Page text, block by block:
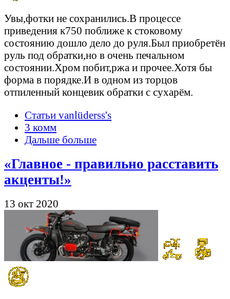
Увы,фотки не сохранились.В процессе
приведения к750 поближе к стоковому
состоянию дошло дело до руля.Был приобретён
руль под обратки,но в очень печальном
состоянии.Хром побит,ржа и прочее.Хотя бы
форма в порядке.И в одном из торцов
отпиленный концевик обратки с сухарём.
Статьи vanlüderss's
3 комм
Дальше больше
«Главное - правильно расставить
акценты!»
13 окт 2020